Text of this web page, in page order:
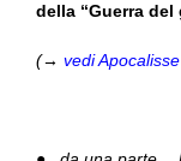
della “Guerra
(→ vedi